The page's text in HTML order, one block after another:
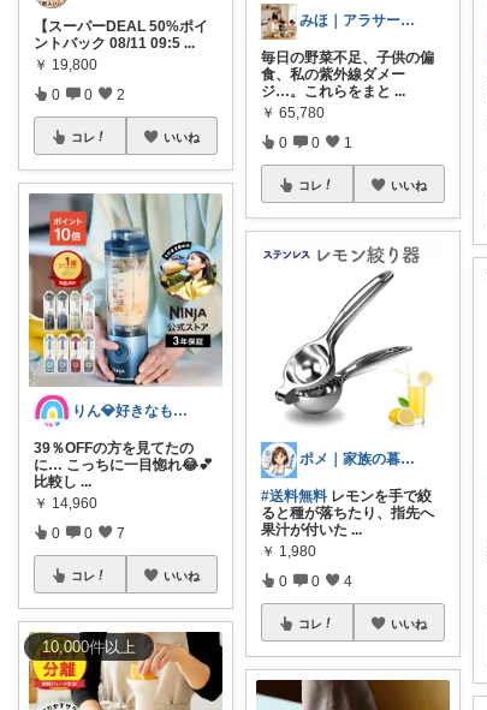
10,000件以上
【スーパーDEAL 50%ポイ
ントバック 08/11 09:5 ...
￥ 19,800
0 0 2
コレ いいね
りん💎好きなものღ⠜
39％OFFの方を見てたの
に… こっちに一目惚れ😂💕
比較し ...
￥ 14,960
0 0 7
コレ いいね
みほ｜アラサー主婦｜共働き｜2児育児中
毎日の野菜不足、子供の偏
食、私の紫外線ダメー
ジ…。これらをまと ...
￥ 65,780
0 0 1
コレ いいね
ポメ｜家族の暮らしを少しラクに
#送料無料 レモンを手で絞
ると種が落ちたり、指先へ
果汁が付いた ...
￥ 1,980
0 0 4
コレ いいね